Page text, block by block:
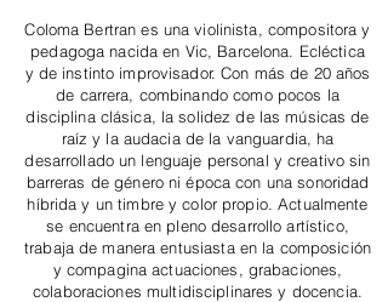
Coloma Bertran es una violinista, compositora y
pedagoga nacida en Vic, Barcelona. Ecléctica
y de instinto improvisador. Con más de 20 años
de carrera, combinando como pocos la
disciplina clásica, la solidez de las músicas de
raíz y la audacia de la vanguardia, ha
desarrollado un lenguaje personal y creativo sin
barreras de género ni época con una sonoridad
híbrida y un timbre y color propio. Actualmente
se encuentra en pleno desarrollo artístico,
trabaja de manera entusiasta en la composición
y compagina actuaciones, grabaciones,
colaboraciones multidisciplinares y docencia.